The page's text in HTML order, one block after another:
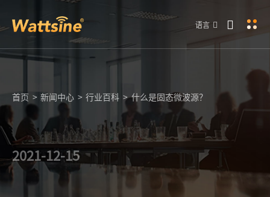
语言
首页 > 新闻中心 > 行业百科 > 什么是固态微波源？
2021-12-15